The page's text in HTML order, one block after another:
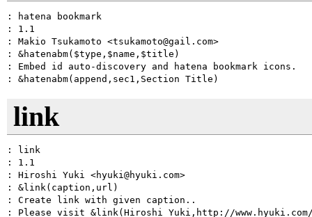
: hatena bookmark
: 1.1
: Makio Tsukamoto <tsukamoto@gail.com>
: &hatenabm($type,$name,$title)
: Embed id auto-discovery and hatena bookmark icons.
link
: link
: 1.1
: Hiroshi Yuki <hyuki@hyuki.com>
: &link(caption,url)
: Create link with given caption..